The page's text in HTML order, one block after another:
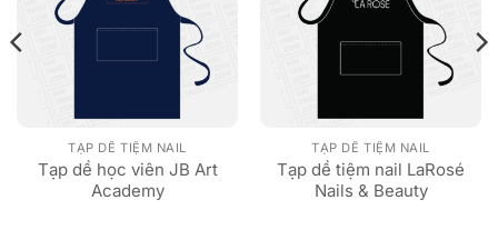
TẠP DỀ TIỆM NAIL
Tạp dề học viên JB Art
Academy
TẠP DỀ TIỆM NAIL
Tạp dề tiệm nail LaRosé
Nails & Beauty